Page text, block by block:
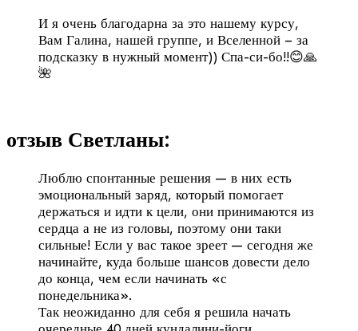
И я очень благодарна за это нашему курсу,
Вам Галина, нашей группе, и Вселенной – за
подсказку в нужный момент)) Спа-си-бо!!😊🙏
🌺
отзыв Светланы:
Люблю спонтанные решения — в них есть
эмоциональный заряд, который помогает
держаться и идти к цели, они принимаются из
сердца а не из головы, поэтому они таки
сильные! Если у вас такое зреет — сегодня же
начинайте, куда больше шансов довести дело
до конца, чем если начинать «с
понедельника».
Так неожиданно для себя я решила начать